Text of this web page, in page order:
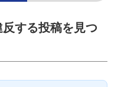
反する投稿を見つ